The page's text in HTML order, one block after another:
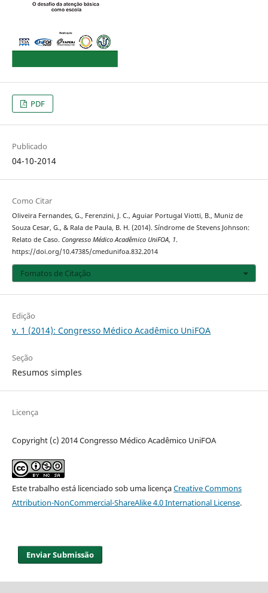
PDF
Publicado
04-10-2014
Como Citar
Oliveira Fernandes, G., Ferenzini, J. C., Aguiar Portugal Viotti, B., Muniz de
Souza Cesar, G., & Rala de Paula, B. H. (2014). Síndrome de Stevens Johnson:
Relato de Caso. Congresso Médico Acadêmico UniFOA, 1.
https://doi.org/10.47385/cmedunifoa.832.2014
Fomatos de Citação
Edição
v. 1 (2014): Congresso Médico Acadêmico UniFOA
Seção
Resumos simples
Licença
Copyright (c) 2014 Congresso Médico Acadêmico UniFOA
Este trabalho está licenciado sob uma licençaCreative Commons
Attribution-NonCommercial-ShareAlike 4.0 International License.
Enviar Submissão